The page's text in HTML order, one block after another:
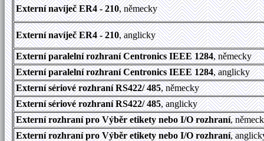
Externí navíječ ER4 - 210, německy
Externí navíječ ER4 - 210, anglicky
Externí paralelní rozhraní Centronics IEEE 1284, německy
Externí paralelní rozhraní Centronics IEEE 1284, anglicky
Externí sériové rozhraní RS422/ 485, německy
Externí sériové rozhraní RS422/ 485, anglicky
Externí rozhraní pro Výběr etikety nebo I/O rozhraní,
Externí rozhraní pro Výběr etikety nebo I/O rozhraní,